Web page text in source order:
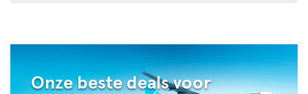
Onze beste deals voor